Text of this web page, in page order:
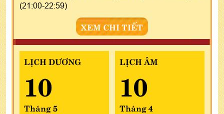
(21:00-22:59)
XEM CHI TIẾT
LỊCH DƯƠNG
10
Tháng 5
LỊCH ÂM
10
Tháng 4